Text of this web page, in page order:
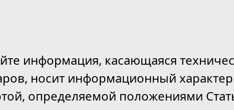
информация, касающаяся
носит информационный
определяемой положениями